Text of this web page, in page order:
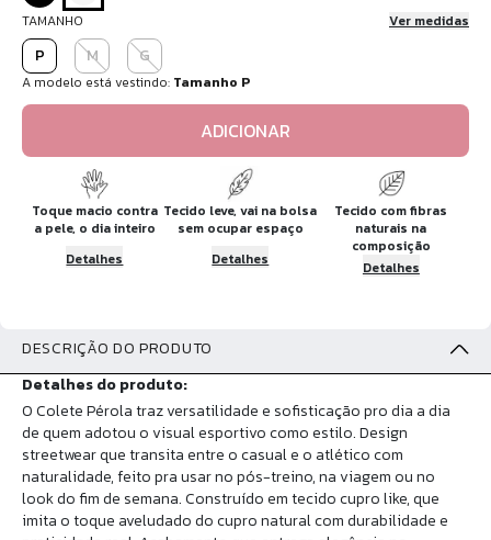
TAMANHO Ver medidas
P M G
A modelo está vestindo: Tamanho P
ADICIONAR
Toque macio contra
a pele, o dia inteiro
Detalhes
Tecido leve, vai na bolsa
sem ocupar espaço
Detalhes
Tecido com fibras
naturais na
composição
Detalhes
DESCRIÇÃO DO PRODUTO
Detalhes do produto:
O Colete Pérola traz versatilidade e sofisticação pro dia a dia
de quem adotou o visual esportivo como estilo. Design
streetwear que transita entre o casual e o atlético com
naturalidade, feito pra usar no pós-treino, na viagem ou no
look do fim de semana. Construído em tecido cupro like, que
imita o toque aveludado do cupro natural com durabilidade e